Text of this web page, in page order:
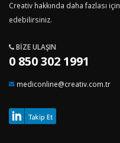
Creativ hakkında daha fazlası için
edebilirsiniz.
BIZE ULAŞIN
0 850 302 1991
mediconline@creativ.com.tr